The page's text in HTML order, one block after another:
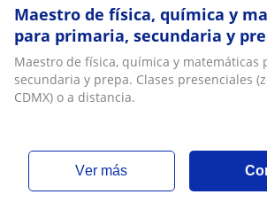
Maestro de física, química y
para primaria, secundaria y
presenciales (zona poniente
distancia
Maestro de física, química y matemáticas
secundaria y prepa. Clases presenciales
CDMX) o a distancia.
ver más